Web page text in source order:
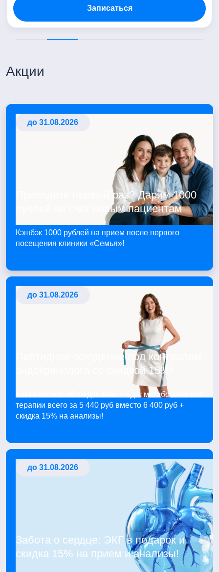
Записаться
Акции
до 31.08.2026
Приходите первый раз? Дарим 1000
рублей на счет новым пациентам
Кэшбэк 1000 рублей на прием после первого
посещения клиники «Семья»!
до 31.08.2026
Пептидное похудение под контролем
эндокринолога со скидкой 15%!
Комплексное обследование + курс метаболической
терапии всего за 5 440 руб вместо 6 400 руб +
скидка 15% на анализы!
до 31.08.2026
Забота о сердце: ЭКГ в подарок и
скидка 15% на прием и анализы!